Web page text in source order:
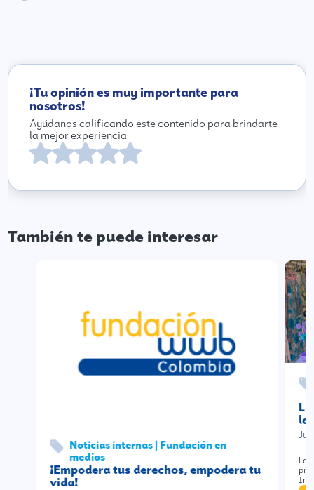
¡Tu opinión es muy importante para
nosotros!
Ayúdanos calificando este contenido para brindarte
la mejor experiencia
También te puede interesar
Noticias internas | Fundación en
medios
¡Empodera tus derechos, empodera tu
vida!
La